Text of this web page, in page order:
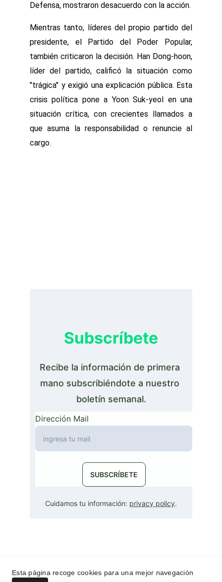
Defensa, mostraron desacuerdo con la acción.
Mientras tanto, líderes del propio partido del
presidente, el Partido del Poder Popular,
también criticaron la decisión. Han Dong-hoon,
líder del partido, calificó la situación como
"trágica" y exigió una explicación pública. Esta
crisis política pone a Yoon Suk-yeol en una
situación crítica, con crecientes llamados a
que asuma la responsabilidad o renuncie al
cargo.
LaNotaGlobal© 2023
Subscríbete
Recibe la información de primera
mano subscribiéndote a nuestro
boletín semanal.
Dirección Mail
SUBSCRÍBETE
Cuidamos tu información: privacy policy.
Esta página recoge cookies para una mejor navegación